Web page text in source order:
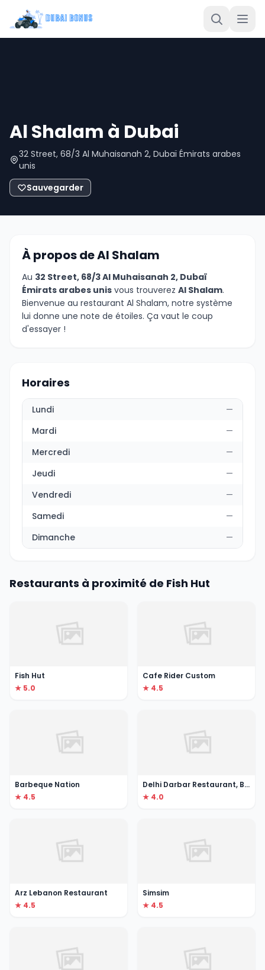
Al Shalam à Dubai
32 Street, 68/3 Al Muhaisanah 2, Dubaï Émirats arabes
unis
Sauvegarder
À propos de Al Shalam
Au 32 Street, 68/3 Al Muhaisanah 2, Dubaï
Émirats arabes unis vous trouverez Al Shalam.
Bienvenue au restaurant Al Shalam, notre système
lui donne une note de étoiles. Ça vaut le coup
d'essayer !
Horaires
Lundi
—
Mardi
—
Mercredi
—
Jeudi
—
Vendredi
—
Samedi
—
Dimanche
—
Restaurants à proximité de Fish Hut
Fish Hut
★ 5.0
Cafe Rider Custom
★ 4.5
Barbeque Nation
★ 4.5
Delhi Darbar Restaurant, Barsha
★ 4.0
Arz Lebanon Restaurant
★ 4.5
Simsim
★ 4.5